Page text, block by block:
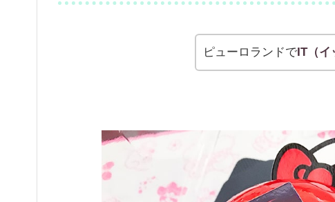
ピューロランドでIT（イ